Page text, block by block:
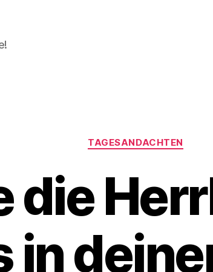
Kategorien
TAGESANDACHTEN
die
in